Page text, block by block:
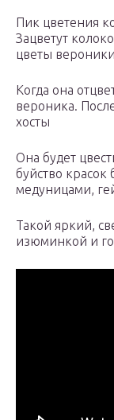
Пик цветения
Зацветут
цветы
Когда она
вероника.
хосты
Она будет
буйство красок
медуницами,
Такой яркий,
изюминкой и